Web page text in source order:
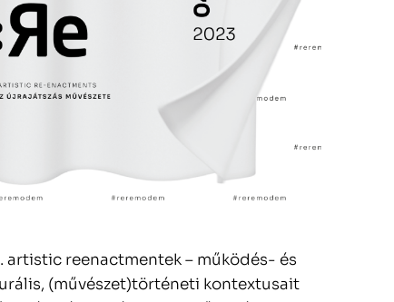
artistic reenactmentek – működés- és
(művészet)történeti kontextusait